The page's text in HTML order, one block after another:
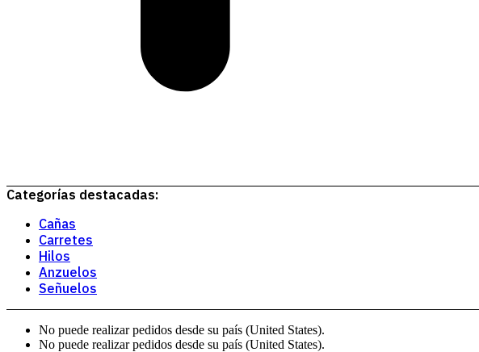
Categorías destacadas:
Cañas
Carretes
Hilos
Anzuelos
Señuelos
No puede realizar pedidos desde su país (United States).
No puede realizar pedidos desde su país (United States).